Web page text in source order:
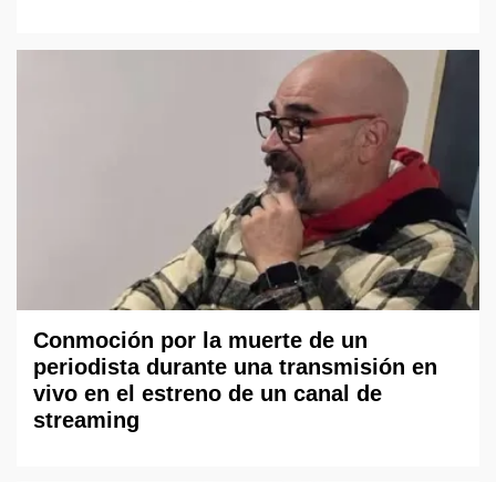
Conmoción por la muerte de un
periodista durante una transmisión en
vivo en el estreno de un canal de
streaming